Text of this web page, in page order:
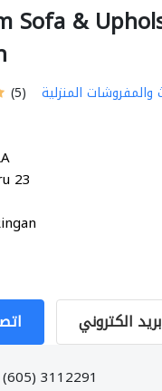
Sofa &
(5) والمفروشات المنزلية
23
الكتروني
(605) 3112291